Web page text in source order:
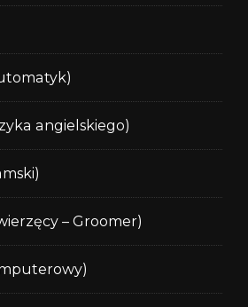
angielskiego)
– Groomer)